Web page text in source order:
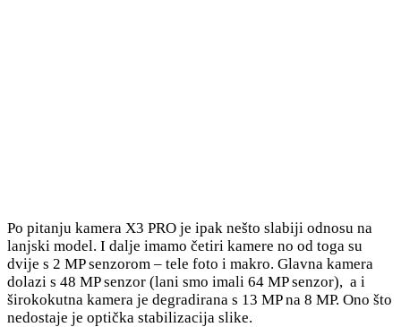
Po pitanju kamera X3 PRO je ipak nešto slabiji odnosu na
lanjski model. I dalje imamo četiri kamere no od toga su
dvije s 2 MP senzorom – tele foto i makro. Glavna kamera
dolazi s 48 MP senzor (lani smo imali 64 MP senzor), a i
širokokutna kamera je degradirana s 13 MP na 8 MP. Ono što
nedostaje je optička stabilizacija slike.